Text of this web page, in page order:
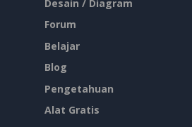
Desain / Diagram
Forum
Belajar
Blog
Pengetahuan
Alat Gratis